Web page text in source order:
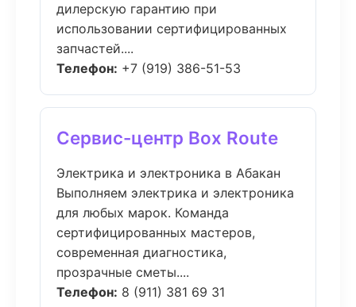
дилерскую гарантию при
использовании сертифицированных
запчастей....
Телефон: +7 (919) 386-51-53
Сервис-центр Box Route
Электрика и электроника в Абакан
Выполняем электрика и электроника
для любых марок. Команда
сертифицированных мастеров,
современная диагностика,
прозрачные сметы....
Телефон: 8 (911) 381 69 31